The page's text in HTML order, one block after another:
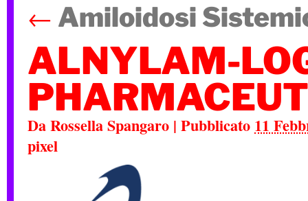
← Amiloidosi
ALNYLAM-
DaRossella Spangaro | Pubblicato 11
pixel